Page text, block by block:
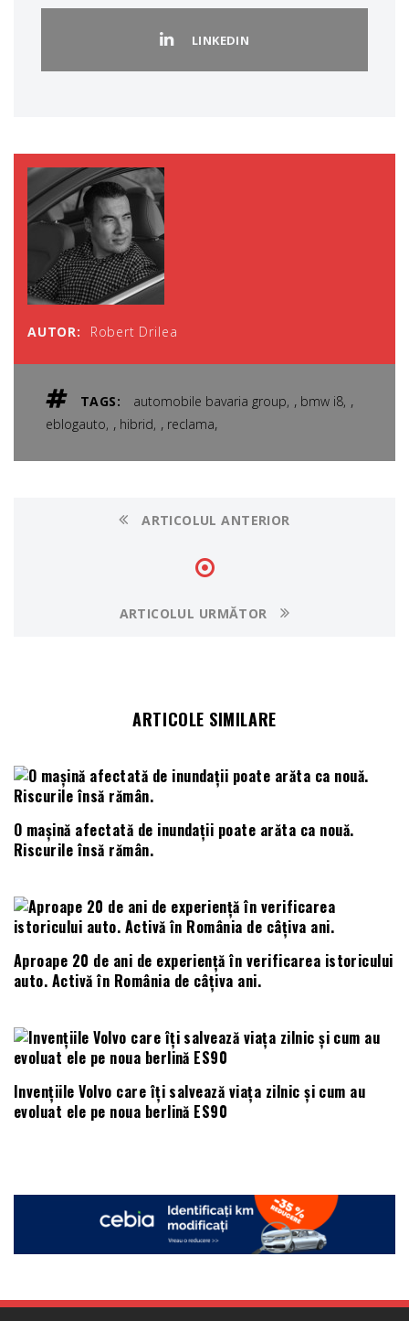
LINKEDIN
AUTOR: Robert Drilea
TAGS: automobile bavaria group , bmw i8 ,
eblogauto , hibrid , reclama,
ARTICOLUL ANTERIOR
ARTICOLUL URMĂTOR
ARTICOLE SIMILARE
O mașină afectată de inundații poate arăta ca nouă.
Riscurile însă rămân.
Aproape 20 de ani de experiență în verificarea istoricului
auto. Activă în România de câțiva ani.
Invențiile Volvo care îți salvează viața zilnic și cum au
evoluat ele pe noua berlină ES90